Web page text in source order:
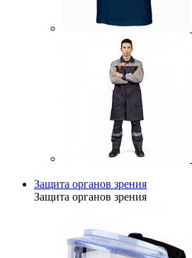
Защита органов зрения
Защита органов зрения